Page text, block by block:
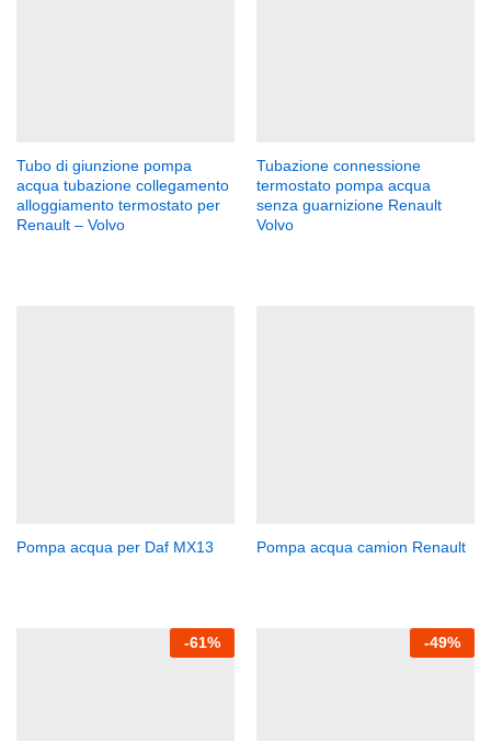
Tubo di giunzione pompa
acqua tubazione collegamento
alloggiamento termostato per
Renault – Volvo
Tubazione connessione
termostato pompa acqua
senza guarnizione Renault
Volvo
Pompa acqua per Daf MX13 Pompa acqua camion Renault
-61% -49%